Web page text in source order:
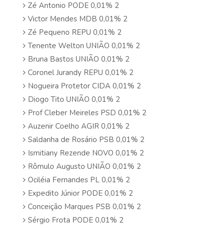
Zé Antonio PODE 0,01% 2
Victor Mendes MDB 0,01% 2
Zé Pequeno REPU 0,01% 2
Tenente Welton UNIÃO 0,01% 2
Bruna Bastos UNIÃO 0,01% 2
Coronel Jurandy REPU 0,01% 2
Nogueira Protetor CIDA 0,01% 2
Diogo Tito UNIÃO 0,01% 2
Prof Cleber Meireles PSD 0,01% 2
Auzenir Coelho AGIR 0,01% 2
Saldanha de Rosário PSB 0,01% 2
Ismitiany Rezende NOVO 0,01% 2
Rômulo Augusto UNIÃO 0,01% 2
Ociléia Fernandes PL 0,01% 2
Expedito Júnior PODE 0,01% 2
Conceição Marques PSB 0,01% 2
Sérgio Frota PODE 0,01% 2